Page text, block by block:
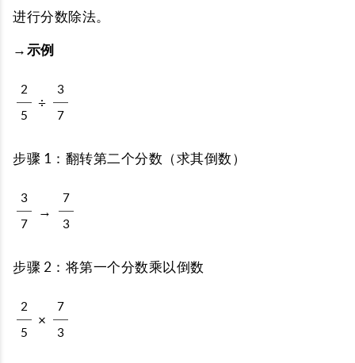
进行分数除法。
→示例
2
5
÷
3
7
步骤 1：翻转第二个分数（求其倒数）
3
7
→
7
3
步骤 2：将第一个分数乘以倒数
2
5
×
7
3